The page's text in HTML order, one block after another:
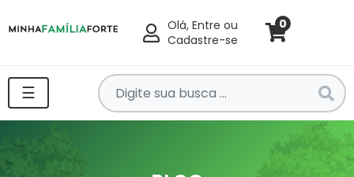
Olá, Entre ou
Cadastre-se
0
☰
Pesquise
por
produtos